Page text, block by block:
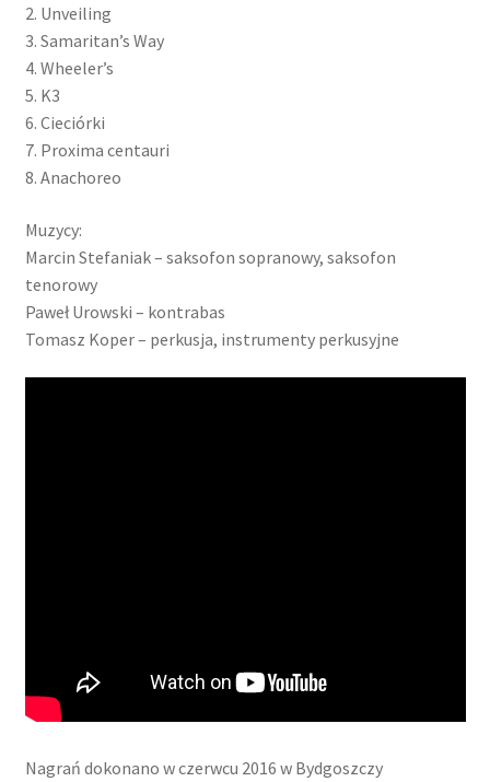
2. Unveiling
3. Samaritan’s Way
4. Wheeler’s
5. K3
6. Cieciórki
7. Proxima centauri
8. Anachoreo
Muzycy:
Marcin Stefaniak – saksofon sopranowy, saksofon
tenorowy
Paweł Urowski – kontrabas
Tomasz Koper – perkusja, instrumenty perkusyjne
Nagrań dokonano w czerwcu 2016 w Bydgoszczy